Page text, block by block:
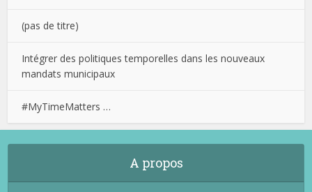
(pas de titre)
Intégrer des politiques temporelles dans les nouveaux
mandats municipaux
#MyTimeMatters …
A propos